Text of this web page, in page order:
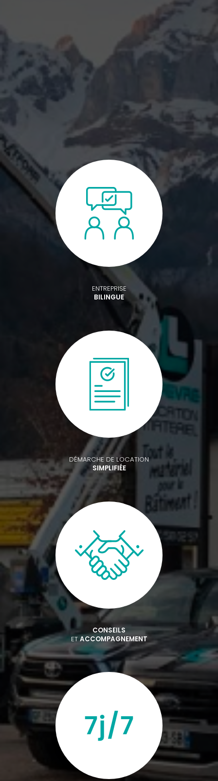
ENTREPRISE
BILINGUE
DÉMARCHE DE LOCATION
SIMPLIFIÉE
CONSEILS
ETACCOMPAGNEMENT